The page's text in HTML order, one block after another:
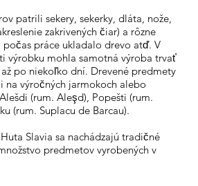
patrili sekery, sekerky, dláta, nože,
zakrivených čiar) a rôzne
práce ukladalo drevo atď. V
výrobku mohla samotná výroba trvať
po niekoľko dní. Drevené predmety
na výročných jarmokoch alebo
(rum. Aleşd), Popešti (rum.
(rum. Suplacu de Barcau).
Slavia sa nachádzajú tradičné
predmetov vyrobených v